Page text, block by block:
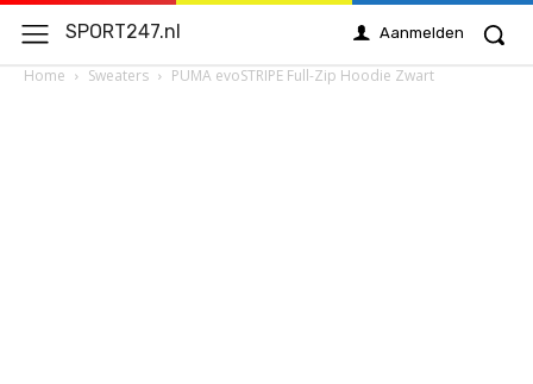
SPORT247.nl Aanmelden
Home Sweaters PUMA evoSTRIPE Full-Zip Hoodie Zwart